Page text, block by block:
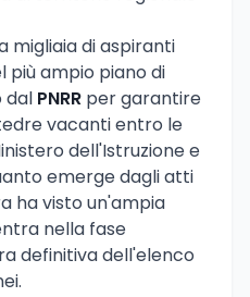
migliaia di aspiranti
più ampio piano di
dal PNRR per garantire
vacanti entro le
dell'Istruzione e
emerge dagli atti
ha visto un'ampia
nella fase
definitiva dell'elenco